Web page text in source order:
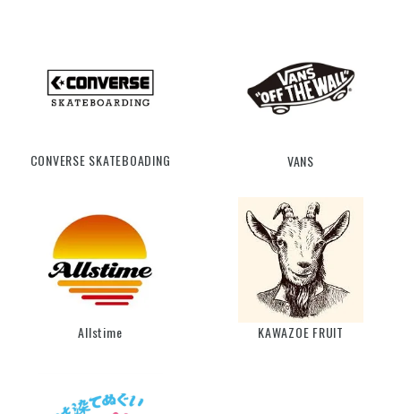
CONVERSE SKATEBOADING VANS
Allstime KAWAZOE FRUIT